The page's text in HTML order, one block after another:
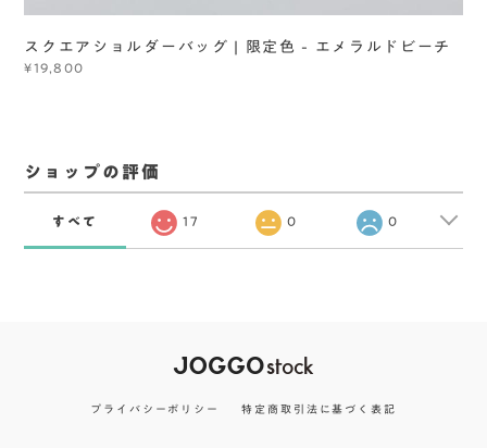
スクエアショルダーバッグ | 限定色 - エメラルドビーチ
¥19,800
ショップの評価
すべて 17 0 0
プライバシーポリシー 特定商取引法に基づく表記